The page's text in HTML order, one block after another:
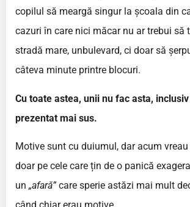
copilul să meargă singur la școala din
cazuri în care nici măcar nu ar trebui să
stradă mare, unbulevard, ci doar să
câteva minute printre blocuri.
Cu toate astea, unii nu fac asta,
prezentat mai sus.
Motive sunt cu duiumul, dar acum
doar pe cele care țin de o panică
un „afară”care sperie astăzi mai mult